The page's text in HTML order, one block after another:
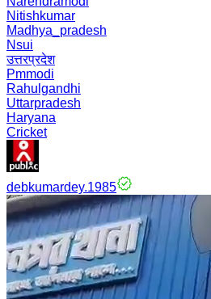
Nitishkumar
Madhya_pradesh
Nsui
उत्तरप्रदेश
Pmmodi
Rahulgandhi
Uttarpradesh
Haryana
Cricket
debkumardey.1985